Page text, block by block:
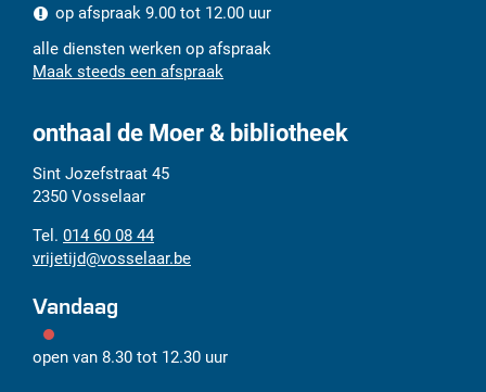
op afspraak 9.00 tot 12.00 uur
alle diensten werken op afspraak
Maak steeds een afspraak
onthaal de Moer & bibliotheek
Adres
Sint Jozefstraat 45
2350 Vosselaar
Tel.
014 60 08 44
E-
mail
vrijetijd@vosselaar.be
Vandaag
open van 8.30 tot 12.30 uur